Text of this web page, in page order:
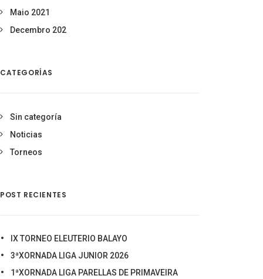
Maio 2021
Decembro 202
CATEGORÍAS
Sin categoría
Noticias
Torneos
POST RECIENTES
IX TORNEO ELEUTERIO BALAYO
3ªXORNADA LIGA JUNIOR 2026
1ªXORNADA LIGA PARELLAS DE PRIMAVEIRA